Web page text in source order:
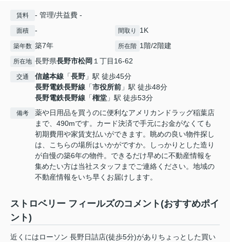
賃料 - 管理/共益費 -
面積 - 間取り 1K
築年数 築7年 所在階 1階/2階建
所在地 長野県長野市松岡 １丁目16-62
交通 信越本線 「長野 」駅 徒歩45分
長野電鉄長野線 「市役所前 」駅 徒歩48分
長野電鉄長野線 「権堂 」駅 徒歩53分
備考
薬や日用品を買うのに便利なアメリカンドラッグ稲葉店
まで、490mです。カード決済で手元にお金がなくても
初期費用や家賃支払いができます。眺めの良い物件探し
は、こちらの場所はいかがですか。しっかりとした造り
が自慢の築6年の物件。できるだけ早めに不動産情報を
集めたい方は当社スタッフまでご連絡ください。地域の
不動産情報をいち早くお届けします。
ストロベリー フィールズのコメント(おすすめポイ
ント)
近くにはローソン 長野日詰店(徒歩5分)がありちょっとした買い